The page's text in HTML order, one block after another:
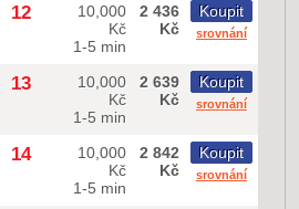
12
10,000
Kč
1-5 min
2 436
Kč
Koupit
srovnání
13
10,000
Kč
1-5 min
2 639
Kč
Koupit
srovnání
14
10,000
Kč
1-5 min
2 842
Kč
Koupit
srovnání